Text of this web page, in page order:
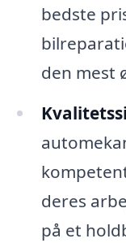
bedste
den mest
deres
på et